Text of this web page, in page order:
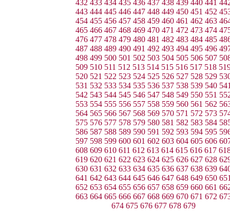
432 433 434 435 436 437 438 439 440 441
443 444 445 446 447 448 449 450 451 452
454 455 456 457 458 459 460 461 462 463
465 466 467 468 469 470 471 472 473 474
476 477 478 479 480 481 482 483 484 485
487 488 489 490 491 492 493 494 495 496
498 499 500 501 502 503 504 505 506 507
509 510 511 512 513 514 515 516 517 518
520 521 522 523 524 525 526 527 528 529
531 532 533 534 535 536 537 538 539 540
542 543 544 545 546 547 548 549 550 551
553 554 555 556 557 558 559 560 561 562
564 565 566 567 568 569 570 571 572 573
575 576 577 578 579 580 581 582 583 584
586 587 588 589 590 591 592 593 594 595
597 598 599 600 601 602 603 604 605 606
608 609 610 611 612 613 614 615 616 617
619 620 621 622 623 624 625 626 627 628
630 631 632 633 634 635 636 637 638 639
641 642 643 644 645 646 647 648 649 650
652 653 654 655 656 657 658 659 660 661
663 664 665 666 667 668 669 670 671 672
674 675 676 677 678 679